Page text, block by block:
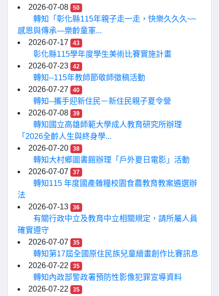
2026-07-08
50
轉知「彰化縣115年親子走一走，快樂久久久~~
感恩與傳承—樂齡童軍...
2026-07-17
43
彰化縣115學年度學生美術比賽實施計畫
2026-07-23
42
轉知--115年教師節敬師徵稿活動
2026-07-27
40
轉知--攜手迎新住民－新住民親子夏令營
2026-07-08
39
轉知國立高雄師範大學成人教育研究所辦理
「2026全齡人生與終身學...
2026-07-20
38
轉知大村鄉圖書館辦理「戶外夏日電影」活動
2026-07-07
37
轉知115 年度國產雜糧校園食農教育教案遴選辦
法
2026-07-13
36
有關行政中立及教育中立相關規定，請所屬人員
確實遵守
2026-07-07
35
轉知第17屆全國原住民族兒童繪畫創作比賽訊息
2026-07-22
35
轉知內政部警政署預防性影像犯罪宣導資料
2026-07-22
35